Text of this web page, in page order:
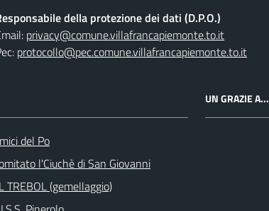
della protezione dei dati (D.P.O.)
privacy@comune.villafrancapiemonte.to.it
protocollo@pec.comune.villafrancapiemonte.to.it
e Pinerolo
del Po
l'Ciuchè di San Giovanni
TREBOL (gemellaggio)
UN GRAZIE A...